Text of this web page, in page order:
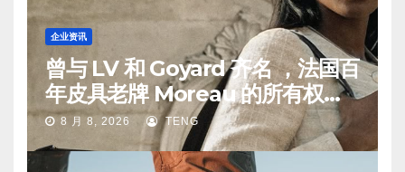
企业资讯
曾与 LV 和 Goyard 齐名 ，法国百
年皮具老牌 Moreau 的所有权易
手8 月 8, 2026 TENG